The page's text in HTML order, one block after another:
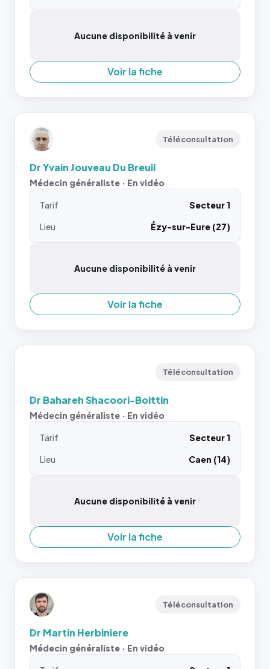
Aucune disponibilité à venir
Voir la fiche
Téléconsultation
Dr Yvain Jouveau Du Breuil
Médecin généraliste · En vidéo
Tarif
Secteur 1
Lieu
Ézy-sur-Eure (27)
Aucune disponibilité à venir
Voir la fiche
Téléconsultation
Dr Bahareh Shacoori-Boittin
Médecin généraliste · En vidéo
Tarif
Secteur 1
Lieu
Caen (14)
Aucune disponibilité à venir
Voir la fiche
Téléconsultation
Dr Martin Herbiniere
Médecin généraliste · En vidéo